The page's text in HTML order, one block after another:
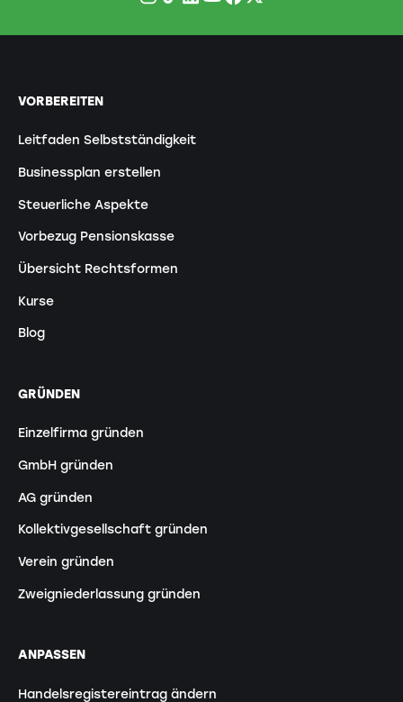
VORBEREITEN
Leitfaden Selbstständigkeit
Businessplan erstellen
Steuerliche Aspekte
Vorbezug Pensionskasse
Übersicht Rechtsformen
Kurse
Blog
GRÜNDEN
Einzelfirma gründen
GmbH gründen
AG gründen
Kollektivgesellschaft gründen
Verein gründen
Zweigniederlassung gründen
ANPASSEN
Handelsregistereintrag ändern